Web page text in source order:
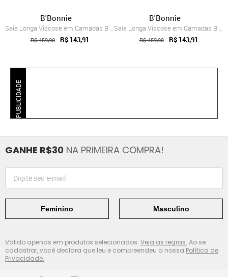
B'Bonnie
Saia Longa Viscose em Camadas B’Bonnie L...
R$ 459,90 R$ 143,91
B'Bonnie
Saia Longa Viscose em Camadas B’Bonnie L...
R$ 459,90 R$ 143,91
PUBLICIDADE
GANHE R$30 NA PRIMEIRA COMPRA!
Feminino Masculino
Válido apenas em produtos selecionados. Veja as regras. Ao se
cadastrar, você declara que leu e compreendeu a nossa Política de
Privacidade.